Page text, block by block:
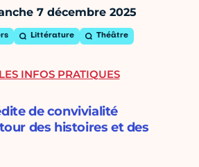
7 décembre 2025
Littérature Théâtre
de convivialité
des histoires et des
INFOS PRATIQUES